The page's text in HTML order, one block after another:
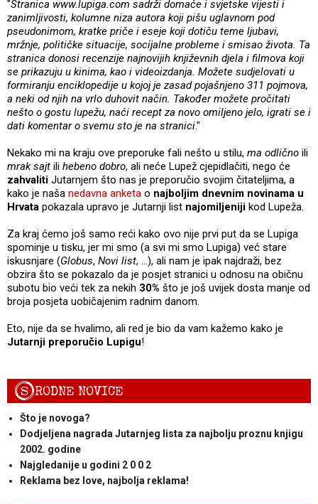
"Stranica www.lupiga.com sadrži domaće i svjetske vijesti i
zanimljivosti, kolumne niza autora koji pišu uglavnom pod
pseudonimom, kratke priče i eseje koji dotiču teme ljubavi,
mržnje, političke situacije, socijalne probleme i smisao života. Ta
stranica donosi recenzije najnovijih književnih djela i filmova koji
se prikazuju u kinima, kao i videoizdanja. Možete sudjelovati u
formiranju enciklopedije u kojoj je zasad pojašnjeno 311 pojmova,
a neki od njih na vrlo duhovit način. Također možete pročitati
nešto o gostu lupežu, naći recept za novo omiljeno jelo, igrati se i
dati komentar o svemu sto je na stranici."
Nekako mi na kraju ove preporuke fali nešto u stilu, ma odlično ili
mrak sajt ili hebeno dobro, ali neće Lupež cjepidlačiti, nego će
zahvaliti Jutarnjem što nas je preporučio svojim čitateljima, a
kako je naša nedavna anketa o najboljim dnevnim novinama u
Hrvata pokazala upravo je Jutarnji list najomiljeniji kod Lupeža.
Za kraj ćemo još samo reći kako ovo nije prvi put da se Lupiga
spominje u tisku, jer mi smo (a svi mi smo Lupiga) već stare
iskusnjare (Globus, Novi list, …), ali nam je ipak najdraži, bez
obzira što se pokazalo da je posjet stranici u odnosu na običnu
subotu bio veći tek za nekih 30% što je još uvijek dosta manje od
broja posjeta uobičajenim radnim danom.
Eto, nije da se hvalimo, ali red je bio da vam kažemo kako je
Jutarnji preporučio Lupigu!
SRODNE NOVICE
Što je novoga?
Dodjeljena nagrada Jutarnjeg lista za najbolju proznu knjigu
2002. godine
Najgledanije u godini 2 0 0 2
Reklama bez love, najbolja reklama!